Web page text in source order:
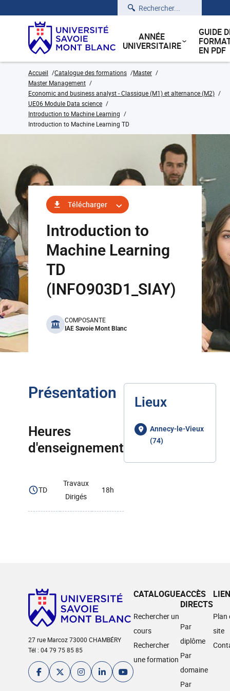
Rechercher
ANNÉE
UNIVERSITAIRE
GUIDE
EN PDF
Accueil Catalogue des formations
Master
Master Management
Economic and business analyst - Classique (M1) et alternance (M2)
UE06 Module Data science
Introduction to Machine Learning
Introduction to Machine Learning TD
Télécharger
Introduction to
Machine Learning
TD
(INFO903D1_SIAY)
benefits
COMPOSANTE
IAE Savoie Mont Blanc
Présentation
Heures
d'enseignement
TD
Travaux
Dirigés
18h
Lieux
Annecy-le-Vieux
(74)
27 rue Marcoz 73000 CHAMBÉRY
Tél : 04 79 75 85 85
CATALOGUE
Rechercher un
cours
Rechercher
une formation
ACCÈS
DIRECTS
Par
diplôme
Par
domaine
Par
Plan
site